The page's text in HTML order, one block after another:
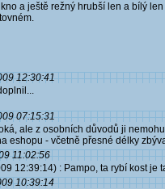
a ještě režný hrubší len a bílý
12:30:41
07:15:31
ale z osobních důvodů ji
eshopu - včetně přesné délky
11:02:56
12:39:14) : Pampo, ta rybí kost je
10:39:14